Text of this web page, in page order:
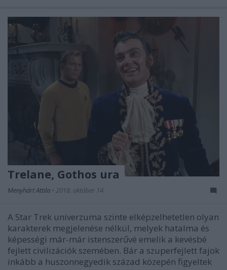
Trelane, Gothos ura
Menyhárt Attila • 2018. október 14.
A Star Trek univerzuma szinte elképzelhetetlen olyan
karakterek megjelenése nélkül, melyek hatalma és
képességi már-már istenszerűvé emelik a kevésbé
fejlett civilizációk szemében. Bár a szuperfejlett fajok
inkább a huszonnegyedik század közepén figyeltek